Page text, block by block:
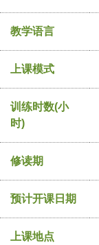
教学语言
上课模式
训练时数(小
时)
修读期
预计开课日期
上课地点